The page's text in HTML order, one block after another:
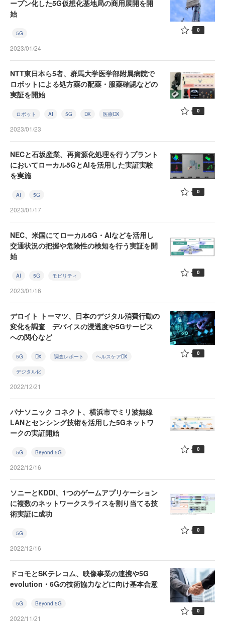
ープン化した5G仮想化基地局の商用展開を開
始
5G
2023/01/24
0
NTT東日本ら5者、群馬大学医学部附属病院で
ロボットによる処方薬の配薬・服薬確認などの
実証を開始
ロボット AI 5G DX 医療DX
2023/01/23
0
NECと石坂産業、再資源化処理を行うプラント
においてローカル5GとAIを活用した実証実験
を実施
AI 5G
2023/01/17
0
NEC、米国にてローカル5G・AIなどを活用し
交通状況の把握や危険性の検知を行う実証を開
始
AI 5G モビリティ
2023/01/16
0
デロイト トーマツ、日本のデジタル消費行動の
変化を調査 デバイスの浸透度や5Gサービス
への関心など
5G DX 調査レポート ヘルスケアDX
デジタル化
2022/12/21
0
パナソニック コネクト、横浜市でミリ波無線
LANとセンシング技術を活用した5Gネットワ
ークの実証開始
5G Beyond 5G
2022/12/16
0
ソニーとKDDI、1つのゲームアプリケーション
に複数のネットワークスライスを割り当てる技
術実証に成功
5G
2022/12/16
0
ドコモとSKテレコム、映像事業の連携や5G
evolution・6Gの技術協力などに向け基本合意
5G Beyond 5G
2022/11/21
0